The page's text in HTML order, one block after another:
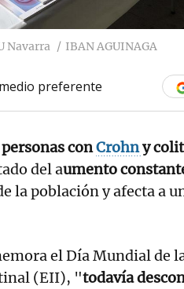
Navarra IBAN AGUINAGA
preferente
conCrohny
del aumento
la población y afecta a
el Día Mundial de
(EII), "todavía